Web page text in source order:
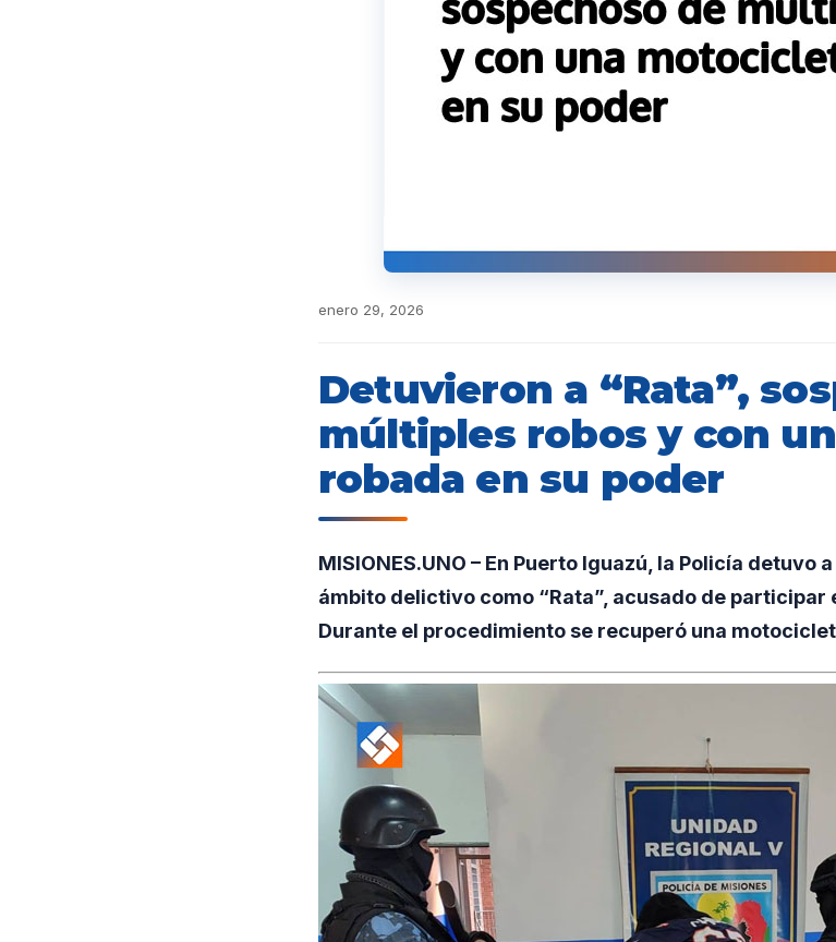
enero 29, 2026
Detuvieron a “Rata”,
múltiples robos y con
robada en su poder
MISIONES.UNO – En Puerto Iguazú, la Policía detuvo
ámbito delictivo como “Rata”, acusado de participar
Durante el procedimiento se recuperó una